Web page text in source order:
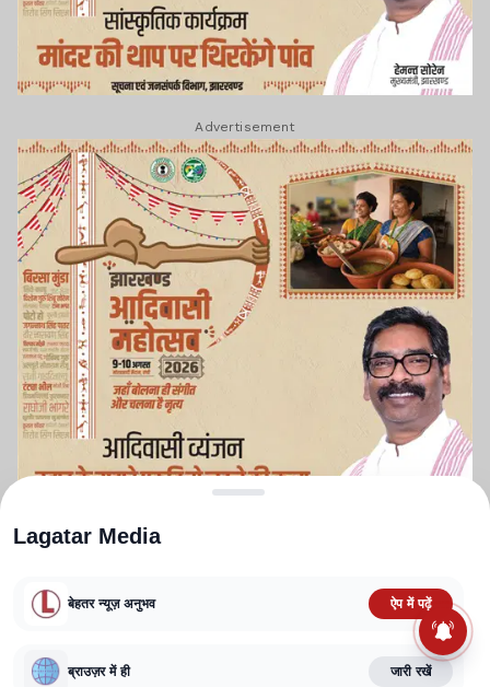
Advertisement
TERMS AND CONDITIONS
CORRECTIONS POLICY
FACT CHECKING POLICY
Lagatar Media
बेहतर न्यूज़ अनुभव ऐप में पढ़ें
ब्राउज़र में ही जारी रखें